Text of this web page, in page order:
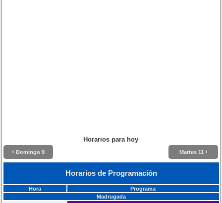
Horarios para hoy
‹ Domingo 9 Martes 11 ›
Horarios de Programación
Hora
Programa
Madrugada